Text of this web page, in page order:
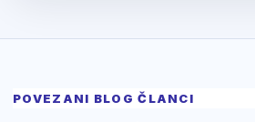
POVEZANI BLOG ČLANCI